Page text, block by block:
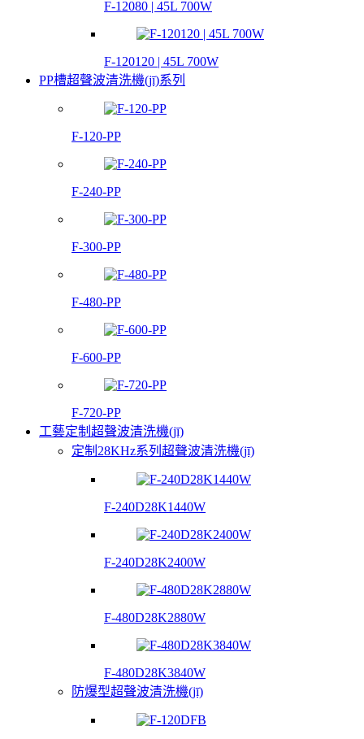
F-12080 | 45L 700W
F-120120 | 45L 700W
PP槽超聲波清洗機(jī)系列
F-120-PP
F-240-PP
F-300-PP
F-480-PP
F-600-PP
F-720-PP
工藝定制超聲波清洗機(jī)
定制28KHz系列超聲波清洗機(jī)
F-240D28K1440W
F-240D28K2400W
F-480D28K2880W
F-480D28K3840W
防爆型超聲波清洗機(jī)